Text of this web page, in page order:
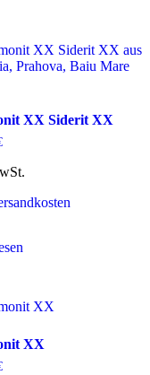
XX Siderit XX
XX